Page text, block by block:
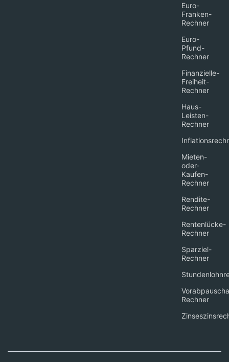
Euro-
Franken-
Rechner
Euro-
Pfund-
Rechner
Finanzielle-
Freiheit-
Rechner
Haus-
Leisten-
Rechner
Mieten-
oder-
Kaufen-
Rechner
Rendite-
Rechner
Rentenlücke-
Rechner
Sparziel-
Rechner
Rechner